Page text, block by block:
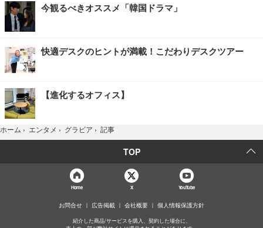
今観るべきオススメ「韓国ドラマ」
快適デスクのヒントが満載！こだわりデスクツアー
【進化するオフィス】
ホーム › エンタメ › グラビア › 記事
TOP
Home X YouTube
お問合せ 広告掲載 会社概要 個人情報保護方針
紹介した商品/サービスを購入、契約した場合に、